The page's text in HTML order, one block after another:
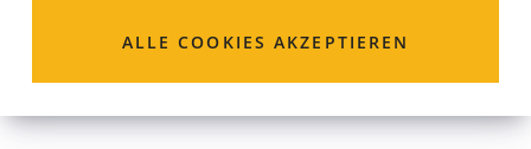
ALLE COOKIES AKZEPTIEREN